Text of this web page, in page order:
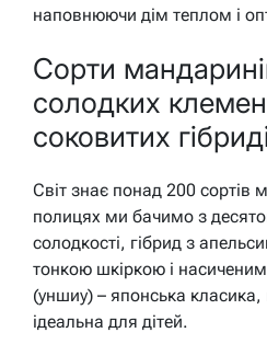
наповнюючи дім теплом і
Сорти
солодких
соковитих
Світ знає понад 200 сортів
полицях ми бачимо з
солодкості, гібрид з
тонкою шкіркою і
(уншиу) – японська
ідеальна для дітей.